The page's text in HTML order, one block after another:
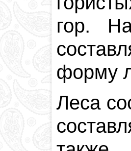
гор.
форму
Леса